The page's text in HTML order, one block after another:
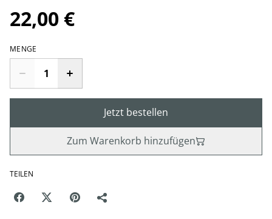
22,00 €
MENGE
Jetzt bestellen
Zum Warenkorb hinzufügen
TEILEN